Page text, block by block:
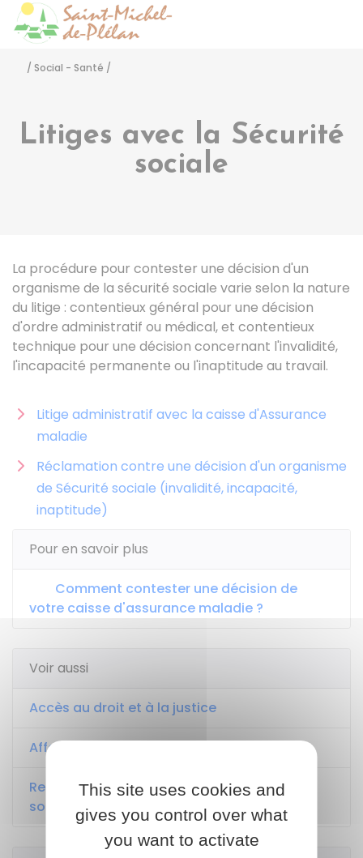
/ Social - Santé /
Litiges avec la Sécurité
sociale
La procédure pour contester une décision d'un
organisme de la sécurité sociale varie selon la nature
du litige : contentieux général pour une décision
d'ordre administratif ou médical, et contentieux
technique pour une décision concernant l'invalidité,
l'incapacité permanente ou l'inaptitude au travail.
Litige administratif avec la caisse d'Assurance
maladie
Réclamation contre une décision d'un organisme
de Sécurité sociale (invalidité, incapacité,
inaptitude)
Pour en savoir plus
Comment contester une décision de
votre caisse d'assurance maladie ?
Voir aussi
Accès au droit et à la justice
Affaire civile
Remboursement des soins par la Sécurité
sociale
This site uses cookies and
gives you control over what
you want to activate